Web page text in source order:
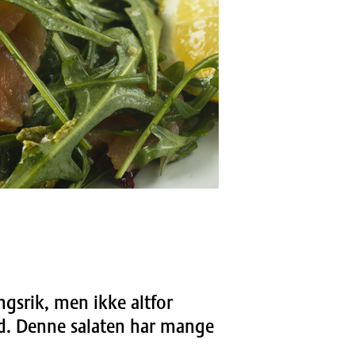
men ikke altfor
Denne salaten har mange